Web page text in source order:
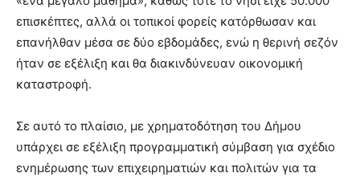
επισκέπτες, αλλά οι τοπικοί φορείς κατόρθωσαν και
επανήλθαν μέσα σε δύο εβδομάδες, ενώ η θερινή σεζόν
ήταν σε εξέλιξη και θα διακινδύνευαν οικονομική
καταστροφή.
Σε αυτό το πλαίσιο, με χρηματοδότηση του Δήμου
υπάρχει σε εξέλιξη προγραμματική σύμβαση για σχέδιο
ενημέρωσης των επιχειρηματιών και πολιτών για τα